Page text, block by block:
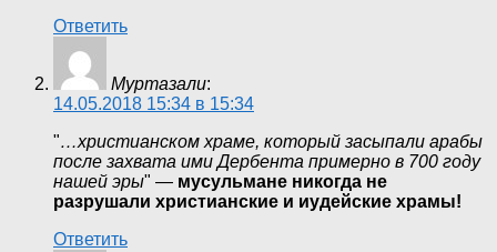
Ответить
Муртазали:
14.05.2018 15:34 в 15:34
"…христианском храме, который засыпали арабы
после захвата ими Дербента примерно в 700 году
нашей эры" — мусульмане никогда не
разрушали христианские и иудейские храмы!
Ответить